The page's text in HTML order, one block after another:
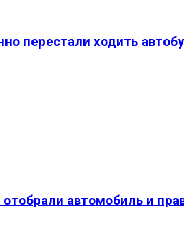
перестали ходить
автомобиль и